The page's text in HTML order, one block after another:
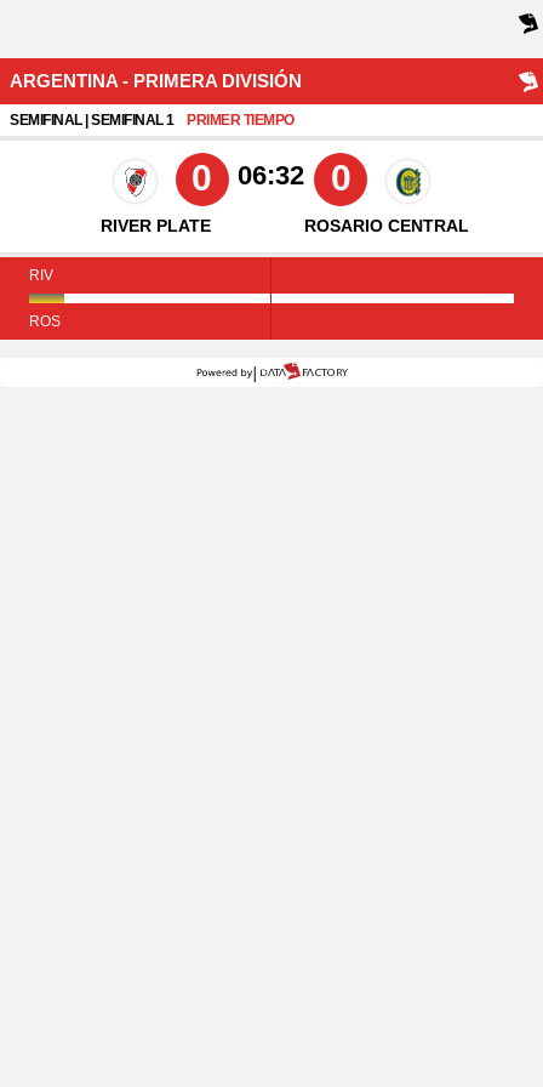
ARGENTINA - PRIMERA DIVISIÓN
SEMIFINAL | SEMIFINAL 1 PRIMER TIEMPO
RIVER PLATE
0 06:32 0
ROSARIO CENTRAL
RIV
ROS